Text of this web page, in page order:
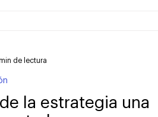
la estrategia una
de lectura